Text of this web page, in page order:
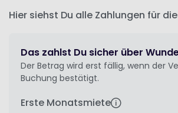
Hier siehst Du alle Zahlungen für
Das zahlst Du sicher über
Der Betrag wird erst fällig, wenn der
Buchung bestätigt.
Erste Monatsmiete